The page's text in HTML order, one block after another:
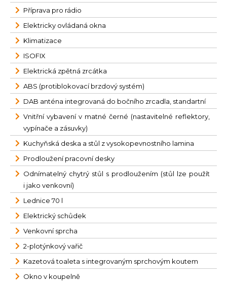
Příprava pro rádio
Elektricky ovládaná okna
Klimatizace
ISOFIX
Elektrická zpětná zrcátka
ABS (protiblokovací brzdový systém)
DAB anténa integrovaná do bočního zrcadla, standartní
Vnitřní vybavení v matné černé (nastavitelné reflektory,
vypínače a zásuvky)
Kuchyňská deska a stůl z vysokopevnostního lamina
Prodloužení pracovní desky
Odnímatelný chytrý stůl s prodloužením (stůl lze použít
i jako venkovní)
Lednice 70 l
Elektrický schůdek
Venkovní sprcha
2-plotýnkový vařič
Kazetová toaleta s integrovaným sprchovým koutem
Okno v koupelně